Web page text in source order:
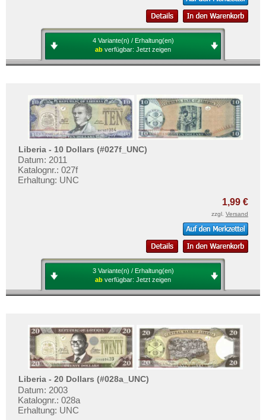
4 Variante(n) / Erhaltung(en)
ab verfügbar: Jetzt zeigen
Liberia - 10 Dollars (#027f_UNC)
Datum: 2011
Katalognr.: 027f
Erhaltung: UNC
1,99 €
zzgl. Versand
3 Variante(n) / Erhaltung(en)
ab verfügbar: Jetzt zeigen
Liberia - 20 Dollars (#028a_UNC)
Datum: 2003
Katalognr.: 028a
Erhaltung: UNC